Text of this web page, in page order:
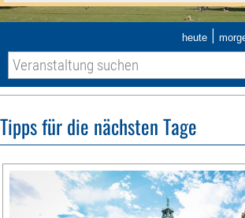
heute |
Tipps für die nächsten Tage